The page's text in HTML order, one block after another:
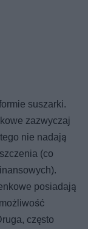
suszarki.
zazwyczaj
nie nadają
(co
posiadają
często